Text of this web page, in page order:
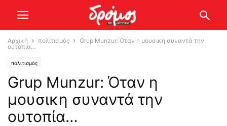
Αρχική πολιτισμός
Grup Munzur: Όταν η μουσικη συναντά την
ουτοπία…
πολιτισμός
Grup Munzur: Όταν η
μουσικη συναντά την
ουτοπία…